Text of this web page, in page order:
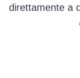
direttamente a